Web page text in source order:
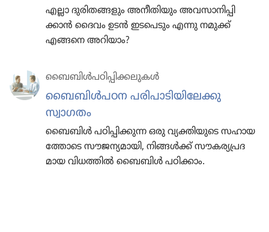
എല്ലാ ദുരി​ത​ങ്ങ​ളും അനീതി​യും അവസാ​നി​പ്പി​
ക്കാൻ ദൈവം ഉടൻ ഇടപെ​ടും എന്നു നമുക്ക്‌
എങ്ങനെ അറിയാം?
ബൈബിൾപ​ഠി​പ്പി​ക്ക​ലു​കൾ
ബൈബിൾപഠന പരിപാ​ടി​യി​ലേക്കു
സ്വാഗതം
ബൈബിൾ പഠിപ്പി​ക്കുന്ന ഒരു വ്യക്തി​യു​ടെ സഹായ​
ത്തോ​ടെ സൗജന്യ​മാ​യി, നിങ്ങൾക്ക്‌ സൗകര്യ​പ്ര​ദ​
മായ വിധത്തിൽ ബൈബിൾ പഠിക്കാം.